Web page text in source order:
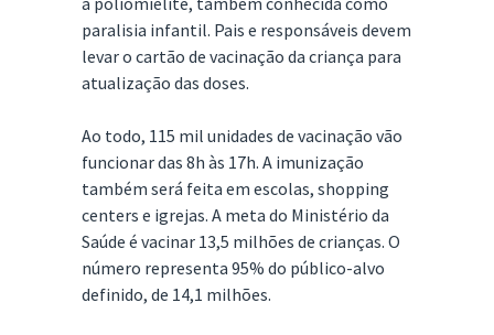
paralisia infantil. Pais e responsáveis devem
levar o cartão de vacinação da criança para
atualização das doses.
Ao todo, 115 mil unidades de vacinação vão
funcionar das 8h às 17h. A imunização
também será feita em escolas, shopping
centers e igrejas. A meta do Ministério da
Saúde é vacinar 13,5 milhões de crianças. O
número representa 95% do público-alvo
definido, de 14,1 milhões.